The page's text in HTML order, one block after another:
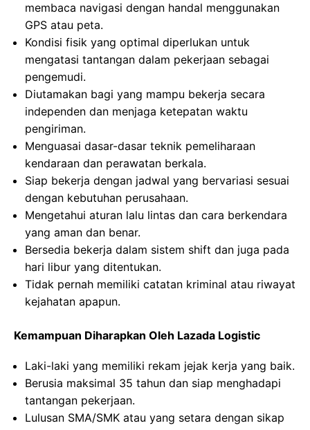
membaca navigasi dengan handal menggunakan
GPS atau peta.
Kondisi fisik yang optimal diperlukan untuk
mengatasi tantangan dalam pekerjaan sebagai
pengemudi.
Diutamakan bagi yang mampu bekerja secara
independen dan menjaga ketepatan waktu
pengiriman.
Menguasai dasar-dasar teknik pemeliharaan
kendaraan dan perawatan berkala.
Siap bekerja dengan jadwal yang bervariasi sesuai
dengan kebutuhan perusahaan.
Mengetahui aturan lalu lintas dan cara berkendara
yang aman dan benar.
Bersedia bekerja dalam sistem shift dan juga pada
hari libur yang ditentukan.
Tidak pernah memiliki catatan kriminal atau riwayat
kejahatan apapun.
Kemampuan Diharapkan Oleh Lazada Logistic
Laki-laki yang memiliki rekam jejak kerja yang baik.
Berusia maksimal 35 tahun dan siap menghadapi
tantangan pekerjaan.
Lulusan SMA/SMK atau yang setara dengan sikap